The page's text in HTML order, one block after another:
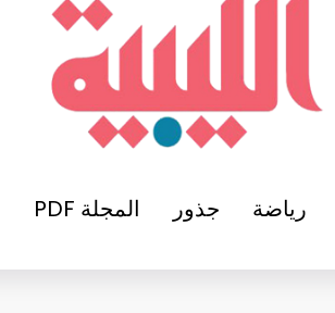
رياضة جذور المجلة PDF